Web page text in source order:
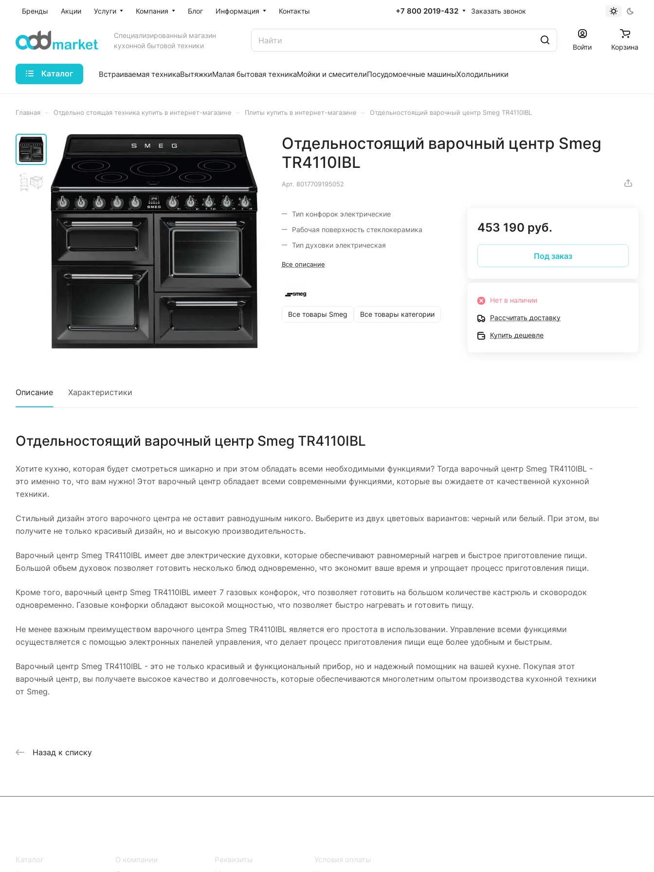
Бренды Акции Услуги Компания Блог Информация Контакты +7 800 2019-432 Заказать звонок
Специализированный магазин
кухонной бытовой техники
Войти Корзина
Каталог Встраиваемая техникаВытяжкиМалая бытовая техникаМойки и смесителиПосудомоечные машиныХолодильники
Главная Отдельно стоящая техника купить в интернет-магазине Плиты купить в интернет-магазине Отдельностоящий варочный центр Smeg TR4110IBL
Отдельностоящий варочный центр Smeg
TR4110IBL
Арт. 8017709195052
Тип конфорок электрические
Рабочая поверхность стеклокерамика
Тип духовки электрическая
Все описание
Все товары Smeg Все товары категории
453 190 руб.
Под заказ
Нет в наличии
Рассчитать доставку
Купить дешевле
Описание Характеристики
Отдельностоящий варочный центр Smeg TR4110IBL
Хотите кухню, которая будет смотреться шикарно и при этом обладать всеми необходимыми функциями? Тогда варочный центр Smeg TR4110IBL -
это именно то, что вам нужно! Этот варочный центр обладает всеми современными функциями, которые вы ожидаете от качественной кухонной
техники.
Стильный дизайн этого варочного центра не оставит равнодушным никого. Выберите из двух цветовых вариантов: черный или белый. При этом, вы
получите не только красивый дизайн, но и высокую производительность.
Варочный центр Smeg TR4110IBL имеет две электрические духовки, которые обеспечивают равномерный нагрев и быстрое приготовление пищи.
Большой объем духовок позволяет готовить несколько блюд одновременно, что экономит ваше время и упрощает процесс приготовления пищи.
Кроме того, варочный центр Smeg TR4110IBL имеет 7 газовых конфорок, что позволяет готовить на большом количестве кастрюль и сковородок
одновременно. Газовые конфорки обладают высокой мощностью, что позволяет быстро нагревать и готовить пищу.
Не менее важным преимуществом варочного центра Smeg TR4110IBL является его простота в использовании. Управление всеми функциями
осуществляется с помощью электронных панелей управления, что делает процесс приготовления пищи еще более удобным и быстрым.
Варочный центр Smeg TR4110IBL - это не только красивый и функциональный прибор, но и надежный помощник на вашей кухне. Покупая этот
варочный центр, вы получаете высокое качество и долговечность, которые обеспечиваются многолетним опытом производства кухонной техники
от Smeg.
Назад к списку
Каталог
О компании
Реквизиты
Условия оплаты